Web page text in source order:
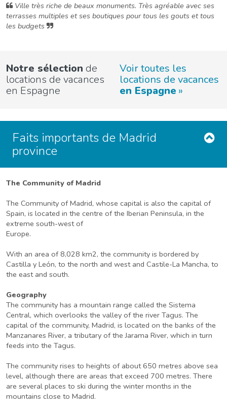
Ville très riche de beaux monuments. Très agréable avec ses
terrasses multiples et ses boutiques pour tous les gouts et tous
les budgets
Notre sélection de
locations de vacances
en Espagne
Voir toutes les
locations de vacances
en Espagne
Faits importants de Madrid
province
The Community of Madrid
The Community of Madrid, whose capital is also the capital of
Spain, is located in the centre of the Iberian Peninsula, in the
extreme south-west of
Europe.
With an area of 8,028 km2, the community is bordered by
Castilla y León, to the north and west and Castile-La Mancha, to
the east and south.
Geography
The community has a mountain range called the Sistema
Central, which overlooks the valley of the river Tagus. The
capital of the community, Madrid, is located on the banks of the
Manzanares River, a tributary of the Jarama River, which in turn
feeds into the Tagus.
The community rises to heights of about 650 metres above sea
level, although there are areas that exceed 700 metres. There
are several places to ski during the winter months in the
mountains close to Madrid.